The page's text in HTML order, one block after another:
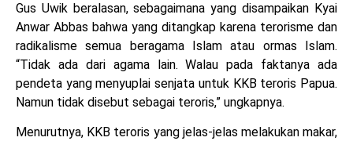
Gus Uwik beralasan, sebagaimana yang disampaikan Kyai
Anwar Abbas bahwa yang ditangkap karena terorisme dan
radikalisme semua beragama Islam atau ormas Islam.
“Tidak ada dari agama lain. Walau pada faktanya ada
pendeta yang menyuplai senjata untuk KKB teroris Papua.
Namun tidak disebut sebagai teroris,” ungkapnya.
Menurutnya, KKB teroris yang jelas-jelas melakukan makar,